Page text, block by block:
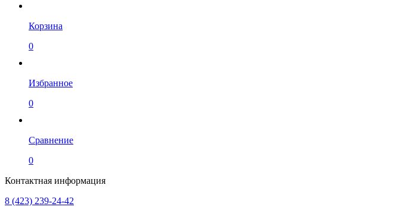
Корзина
0
Избранное
0
Сравнение
0
Контактная информация
8 (423) 239-24-42